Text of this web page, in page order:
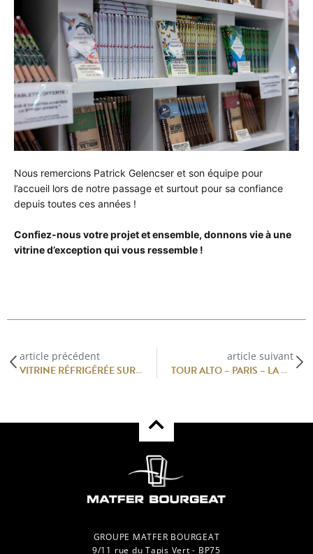
Nous remercions Patrick Gelencser et son équipe pour
l’accueil lors de notre passage et surtout pour sa confiance
depuis toutes ces années !
Confiez-nous votre projet et ensemble, donnons vie à une
vitrine d’exception qui vous ressemble !
article précédent
VITRINE RÉFRIGÉRÉE SUR MESURE : OCF SUBLIME LES DÉLICIEUSES CRÉATIONS DE L’ARTISAN PASSIONNÉ AUX BILTOKI
article suivant
TOUR ALTO – PARIS – LA DÉFENSE : UNE VISION CONTEMPORAINE DU RESTAURANT D’ENTREPRISE PAR MATFER BOURGEAT
GROUPE MATFER BOURGEAT
9/11 rue du Tapis Vert - BP75